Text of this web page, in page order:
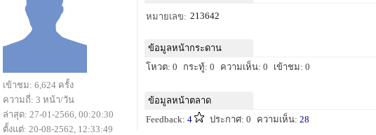
หมายเลข: 213642
ข้อมูลหน้ากระดาน
โหวต: 0
กระทู้: 0 ความเห็น: 0 เข้าชม: 0
ข้อมูลหน้าตลาด
Feedback: 4 ประกาศ: 0 ความเห็น: 28
เข้าชม: 6,624 ครั้ง
ความถี่: 3 หน้า/วัน
ล่าสุด: 27-01-2566, 00:20:30
ตั้งแต่: 20-08-2562, 12:33:49